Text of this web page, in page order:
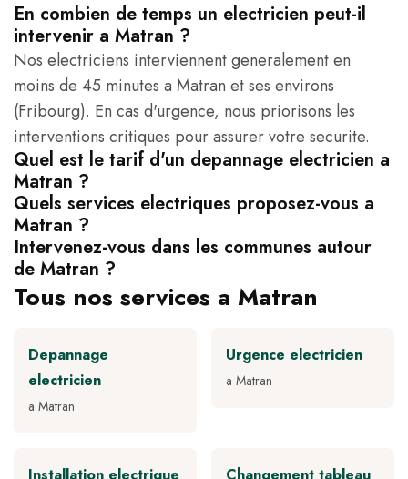
En combien de temps un electricien peut-il
intervenir a Matran ?
Nos electriciens interviennent generalement en
moins de 45 minutes a Matran et ses environs
(Fribourg). En cas d'urgence, nous priorisons les
interventions critiques pour assurer votre securite.
Quel est le tarif d'un depannage electricien a
Matran ?
Quels services electriques proposez-vous a
Matran ?
Intervenez-vous dans les communes autour
de Matran ?
Tous nos services a Matran
Depannage
electricien
a Matran
Urgence electricien
a Matran